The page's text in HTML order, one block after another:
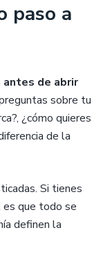
paso a
antes de abrir
sobre tu
¿cómo quieres
de la
Si tienes
es que todo se
definen la